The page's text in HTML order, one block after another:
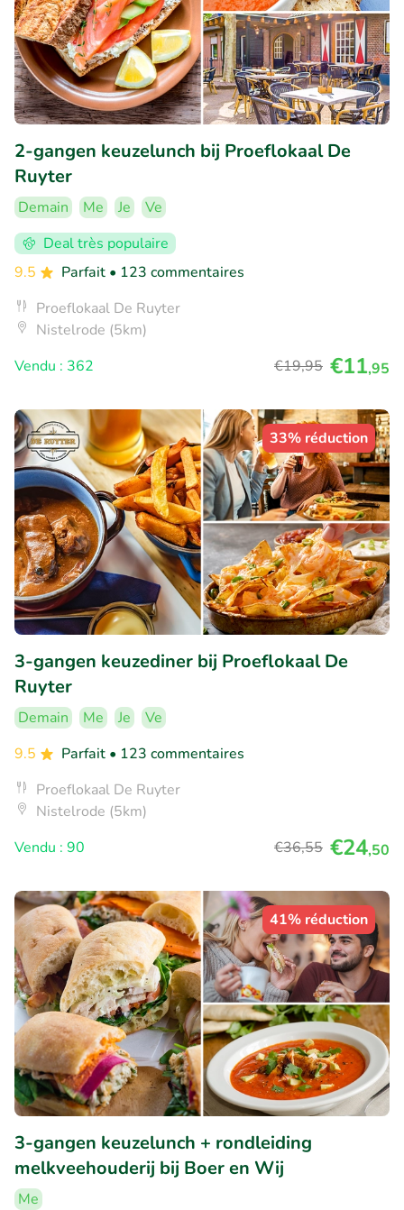
2-gangen keuzelunch bij Proeflokaal De
Ruyter
Demain Me Je
Ve
Deal très populaire
9.5
Parfait • 123 commentaires
Proeflokaal De Ruyter
Nistelrode (5km)
Vendu : 362
€19,95 €11,95
33% réduction
3-gangen keuzediner bij Proeflokaal De
Ruyter
Demain Me Je
Ve
9.5
Parfait • 123 commentaires
Proeflokaal De Ruyter
Nistelrode (5km)
Vendu : 90
€36,55 €24,50
41% réduction
3-gangen keuzelunch + rondleiding
melkveehouderij bij Boer en Wij
Me